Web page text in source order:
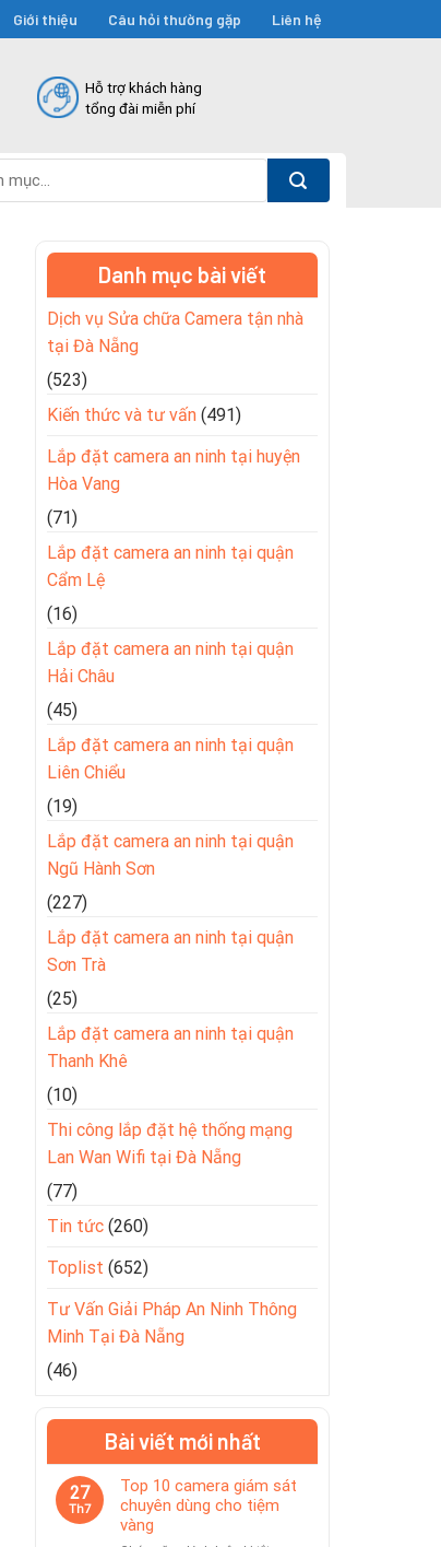
Giới thiệu Câu hỏi thường gặp Liên hệ
Hỗ trợ khách hàng
tổng đài miễn phí
Danh mục bài viết
Dịch vụ Sửa chữa Camera tận nhà
tại Đà Nẵng
(523)
Kiến thức và tư vấn (491)
Lắp đặt camera an ninh tại huyện
Hòa Vang
(71)
Lắp đặt camera an ninh tại quận
Cẩm Lệ
(16)
Lắp đặt camera an ninh tại quận
Hải Châu
(45)
Lắp đặt camera an ninh tại quận
Liên Chiểu
(19)
Lắp đặt camera an ninh tại quận
Ngũ Hành Sơn
(227)
Lắp đặt camera an ninh tại quận
Sơn Trà
(25)
Lắp đặt camera an ninh tại quận
Thanh Khê
(10)
Thi công lắp đặt hệ thống mạng
Lan Wan Wifi tại Đà Nẵng
(77)
Tin tức (260)
Toplist (652)
Tư Vấn Giải Pháp An Ninh Thông
Minh Tại Đà Nẵng
(46)
Bài viết mới nhất
27
Th7
Top 10 camera giám sát
chuyên dùng cho tiệm
vàng